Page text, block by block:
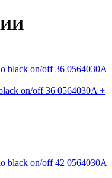
on/off 36 0564030A +